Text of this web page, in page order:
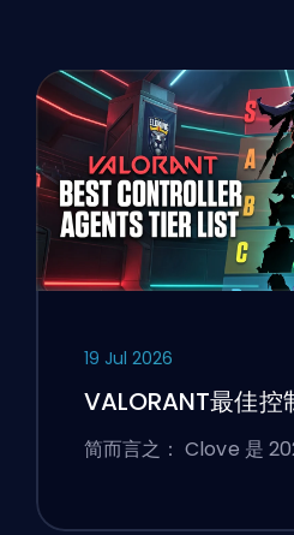
19 Jul 2026
VALORANT最佳控
简而言之： Clove 是